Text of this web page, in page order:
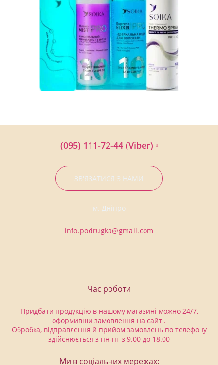
(095) 111-72-44 (Viber)
ЗВ'ЯЗАТИСЯ З НАМИ
м. Дніпро
info.podrugka@gmail.com
Час роботи
Придбати продукцію в нашому магазині можно 24/7,
оформивши замовлення на сайті.
Обробка, відправлення й прийом замовлень по телефону
здійснюється з пн-пт з 9.00 до 18.00
Ми в соціальних мережах: